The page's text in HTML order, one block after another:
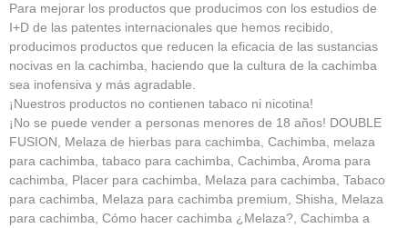
Para mejorar los productos que producimos con los estudios de
I+D de las patentes internacionales que hemos recibido,
producimos productos que reducen la eficacia de las sustancias
nocivas en la cachimba, haciendo que la cultura de la cachimba
sea inofensiva y más agradable.
¡Nuestros productos no contienen tabaco ni nicotina!
¡No se puede vender a personas menores de 18 años! DOUBLE
FUSION, Melaza de hierbas para cachimba, Cachimba, melaza
para cachimba, tabaco para cachimba, Cachimba, Aroma para
cachimba, Placer para cachimba, Melaza para cachimba, Tabaco
para cachimba, Melaza para cachimba premium, Shisha, Melaza
para cachimba, Cómo hacer cachimba ¿Melaza?, Cachimba a